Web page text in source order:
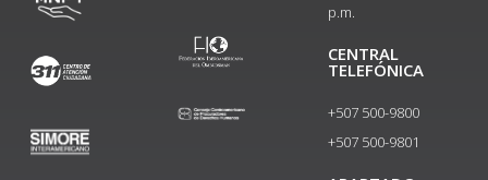
p.m.
CENTRAL
TELEFÓNICA
+507 500-9800
+507 500-9801​